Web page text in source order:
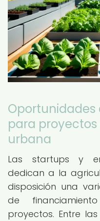
para
urbana
Las startups y
dedican a la
disposición una
de
proyectos. Entre